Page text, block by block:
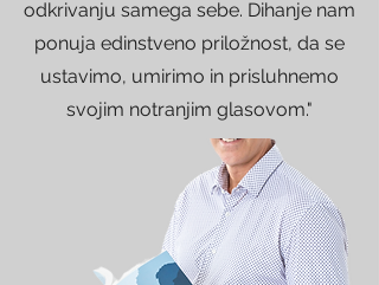
odkrivanju samega sebe. Dihanje nam
ponuja edinstveno priložnost, da se
ustavimo, umirimo in prisluhnemo
svojim notranjim glasovom."